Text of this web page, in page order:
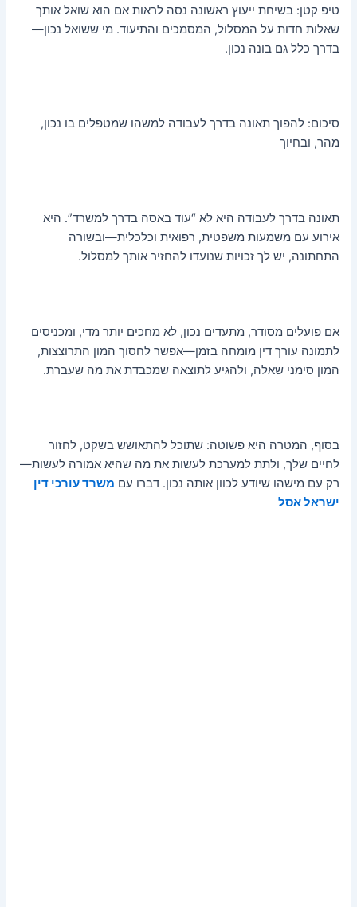
טיפ קטן: בשיחת ייעוץ ראשונה נסה לראות אם הוא שואל אותך
שאלות חדות על המסלול, המסמכים והתיעוד. מי ששואל נכון—
בדרך כלל גם בונה נכון.
סיכום: להפוך תאונה בדרך לעבודה למשהו שמטפלים בו נכון,
מהר, ובחיוך
תאונה בדרך לעבודה היא לא “עוד באסה בדרך למשרד”. היא
אירוע עם משמעות משפטית, רפואית וכלכלית—ובשורה
התחתונה, יש לך זכויות שנועדו להחזיר אותך למסלול.
אם פועלים מסודר, מתעדים נכון, לא מחכים יותר מדי, ומכניסים
לתמונה עורך דין מומחה בזמן—אפשר לחסוך המון התרוצצות,
המון סימני שאלה, ולהגיע לתוצאה שמכבדת את מה שעברת.
בסוף, המטרה היא פשוטה: שתוכל להתאושש בשקט, לחזור
לחיים שלך, ולתת למערכת לעשות את מה שהיא אמורה לעשות—
רק עם מישהו שיודע לכוון אותה נכון. דברו עם משרד עורכי דין
ישראל אסל